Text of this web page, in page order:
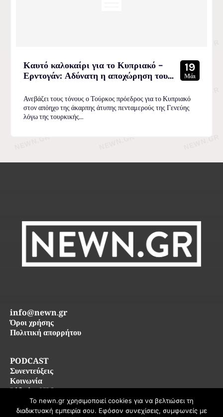
Καυτό καλοκαίρι για το Κυπριακό –
Ερντογάν: Αδύνατη η αποχώρηση του...
19
Μάι
Ανεβάζει τους τόνους ο Τούρκος πρόεδρος για το Κυπριακό
στον απόηχο της άκαρπης άτυπης πενταμερούς της Γενεύης
λόγω της τουρκικής...
PODCAST
Συνεντεύξεις
Κοινωνία
Life in SKG
info@newn.gr
Όροι χρήσης
Πολιτική απορρήτου
© 2026 newn.gr — Όλα τα δικαιώματα διατηρούνται
Το newn.gr χρησιμοποιεί cookies για να βελτιώσει τη
διαδικτυακή εμπειρία σου. Εφόσον συνεχίσεις, συμφωνείς με